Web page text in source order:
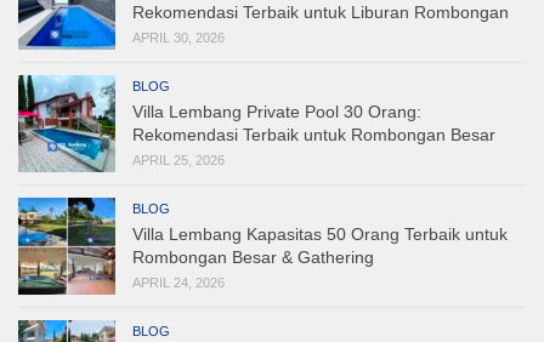
Rekomendasi Terbaik untuk Liburan Rombongan
APRIL 30, 2026
BLOG
Villa Lembang Private Pool 30 Orang:
Rekomendasi Terbaik untuk Rombongan Besar
APRIL 25, 2026
BLOG
Villa Lembang Kapasitas 50 Orang Terbaik untuk
Rombongan Besar & Gathering
APRIL 24, 2026
BLOG